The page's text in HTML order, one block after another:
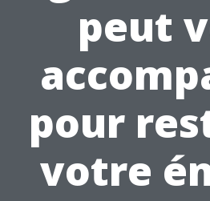
peut
pour
votre